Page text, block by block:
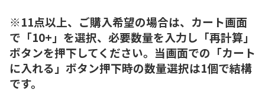
※11点以上、ご購入希望の場合は、カート画面
で「10+」を選択、必要数量を入力し「再計算」
ボタンを押下してください。当画面での「カート
に入れる」ボタン押下時の数量選択は1個で結構
です。